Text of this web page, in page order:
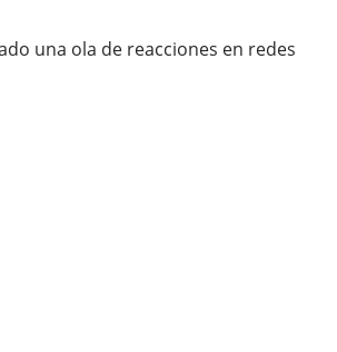
una ola de reacciones en redes